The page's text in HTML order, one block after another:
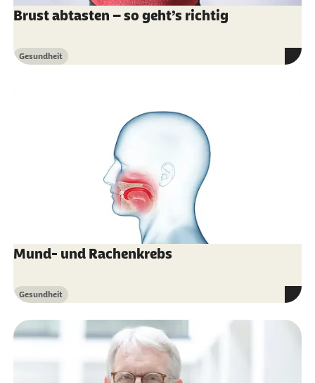
Brust abtasten – so geht’s richtig
Kategorie
Gesundheit
Mund- und Rachenkrebs
Kategorie
Gesundheit